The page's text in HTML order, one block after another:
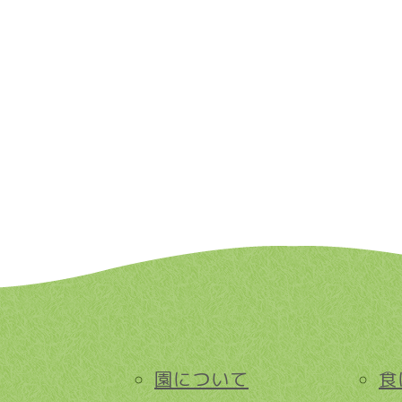
園について 食